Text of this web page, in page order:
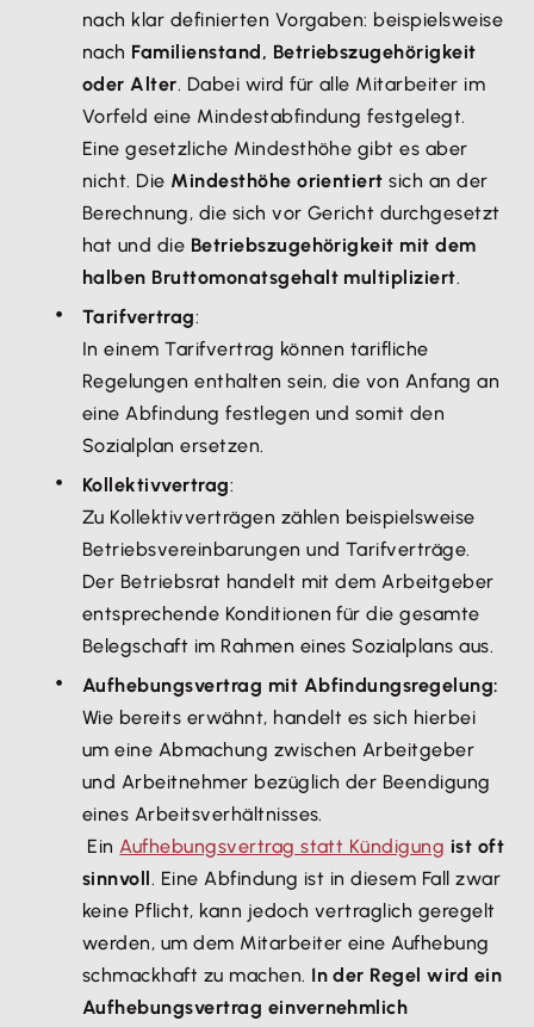
nach klar definierten Vorgaben: beispielsweise
nach Familienstand, Betriebszugehörigkeit
oder Alter. Dabei wird für alle Mitarbeiter im
Vorfeld eine Mindestabfindung festgelegt.
Eine gesetzliche Mindesthöhe gibt es aber
nicht. Die Mindesthöhe orientiert sich an der
Berechnung, die sich vor Gericht durchgesetzt
hat und die Betriebszugehörigkeit mit dem
halben Bruttomonatsgehalt multipliziert.
Tarifvertrag:
In einem Tarifvertrag können tarifliche
Regelungen enthalten sein, die von Anfang an
eine Abfindung festlegen und somit den
Sozialplan ersetzen.
Kollektivvertrag:
Zu Kollektivverträgen zählen beispielsweise
Betriebsvereinbarungen und Tarifverträge.
Der Betriebsrat handelt mit dem Arbeitgeber
entsprechende Konditionen für die gesamte
Belegschaft im Rahmen eines Sozialplans aus.
Aufhebungsvertrag mit Abfindungsregelung:
Wie bereits erwähnt, handelt es sich hierbei
um eine Abmachung zwischen Arbeitgeber
und Arbeitnehmer bezüglich der Beendigung
eines Arbeitsverhältnisses.
EinAufhebungsvertrag statt Kündigung ist oft
sinnvoll. Eine Abfindung ist in diesem Fall zwar
keine Pflicht, kann jedoch vertraglich geregelt
werden, um dem Mitarbeiter eine Aufhebung
schmackhaft zu machen. In der Regel wird ein
Aufhebungsvertrag einvernehmlich